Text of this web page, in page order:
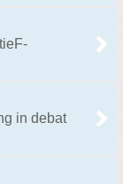
in debat